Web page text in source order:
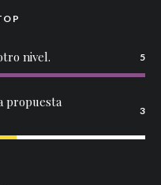
nivel. 5
propuesta
3